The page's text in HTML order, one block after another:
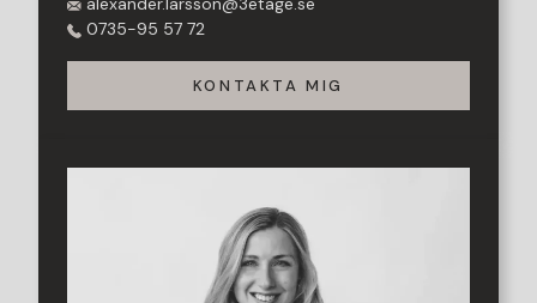
0735-95 57 72
KONTAKTA MIG